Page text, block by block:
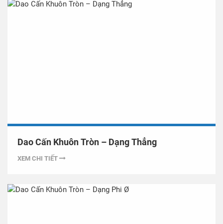
Dao Cấn Khuôn Tròn – Dạng Thẳng
XEM CHI TIẾT